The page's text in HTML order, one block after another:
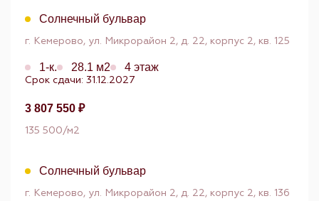
Солнечный бульвар
г. Кемерово, ул. Микрорайон 2, д. 22, корпус 2, кв. 125
1-к. 28.1 м2
4 этаж
Срок сдачи: 31.12.2027
3 807 550 ₽
135 500/м2
Солнечный бульвар
г. Кемерово, ул. Микрорайон 2, д. 22, корпус 2, кв. 136